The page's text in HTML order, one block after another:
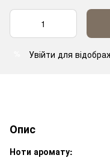
Увійти для
Опис
Ноти аромату: